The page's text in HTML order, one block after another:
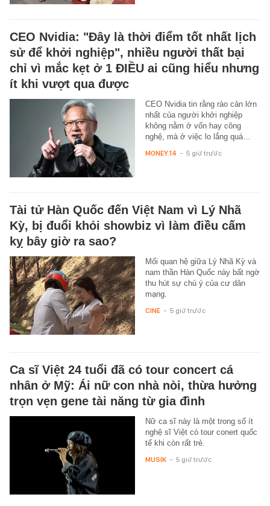
CEO Nvidia: "Đây là thời điểm tốt nhất lịch
sử để khởi nghiệp", nhiều người thất bại
chỉ vì mắc kẹt ở 1 ĐIỀU ai cũng hiểu nhưng
ít khi vượt qua được
CEO Nvidia tin rằng rào cản lớn
nhất của người khởi nghiệp
không nằm ở vốn hay công
nghệ, mà ở việc lo lắng quá…
MONEY.14 - 5 giờ trước
Tài tử Hàn Quốc đến Việt Nam vì Lý Nhã
Kỳ, bị đuổi khỏi showbiz vì làm điều cấm
kỵ bây giờ ra sao?
Mối quan hệ giữa Lý Nhã Kỳ và
nam thần Hàn Quốc này bất ngờ
thu hút sự chú ý của cư dân
mạng.
CINE - 5 giờ trước
Ca sĩ Việt 24 tuổi đã có tour concert cá
nhân ở Mỹ: Ái nữ con nhà nòi, thừa hưởng
trọn vẹn gene tài năng từ gia đình
Nữ ca sĩ này là một trong số ít
nghệ sĩ Việt có tour conert quốc
tế khi còn rất trẻ.
MUSIK - 5 giờ trước